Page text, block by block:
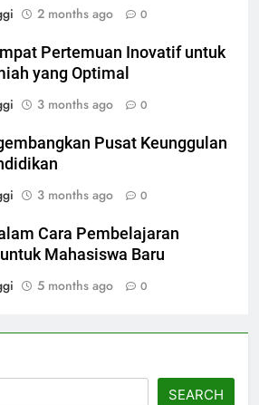
2 months ago 0
Pertemuan Inovatif untuk
yang Optimal
3 months ago 0
Pusat Keunggulan
3 months ago 0
Cara Pembelajaran
Mahasiswa Baru
5 months ago 0
SEARCH